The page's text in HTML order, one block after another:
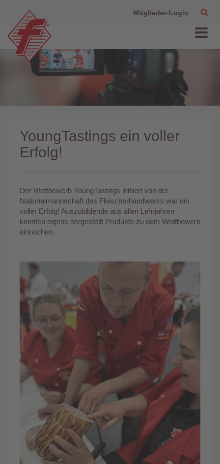
Mitglieder-Login
YoungTastings ein voller
Erfolg!
Der Wettbewerb YoungTastings initiiert von der
Nationalmannschaft des Fleischerhandwerks war ein
voller Erfolg! Auszubildende aus allen Lehrjahren
konnten eigens hergestellt Produkte zu dem Wettbewerb
einreichen.